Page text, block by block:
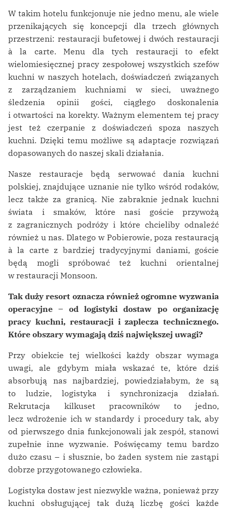
W takim hotelu funkcjonuje nie jedno menu, ale wiele
przenikających się koncepcji dla trzech głównych
przestrzeni: restauracji bufetowej i dwóch restauracji
à la carte. Menu dla tych restauracji to efekt
wielomiesięcznej pracy zespołowej wszystkich szefów
kuchni w naszych hotelach, doświadczeń związanych
z zarządzaniem kuchniami w sieci, uważnego
śledzenia opinii gości, ciągłego doskonalenia
i otwartości na korekty. Ważnym elementem tej pracy
jest też czerpanie z doświadczeń spoza naszych
kuchni. Dzięki temu możliwe są adaptacje rozwiązań
dopasowanych do naszej skali działania.
Nasze restauracje będą serwować dania kuchni
polskiej, znajdujące uznanie nie tylko wśród rodaków,
lecz także za granicą. Nie zabraknie jednak kuchni
świata i smaków, które nasi goście przywożą
z zagranicznych podróży i które chcieliby odnaleźć
również u nas. Dlatego w Pobierowie, poza restauracją
à la carte z bardziej tradycyjnymi daniami, goście
będą mogli spróbować też kuchni orientalnej
w restauracji Monsoon.
Tak duży resort oznacza również ogromne wyzwania
operacyjne – od logistyki dostaw po organizację
pracy kuchni, restauracji i zaplecza technicznego.
Które obszary wymagają dziś największej uwagi?
Przy obiekcie tej wielkości każdy obszar wymaga
uwagi, ale gdybym miała wskazać te, które dziś
absorbują nas najbardziej, powiedziałabym, że są
to ludzie, logistyka i synchronizacja działań.
Rekrutacja kilkuset pracowników to jedno,
lecz wdrożenie ich w standardy i procedury tak, aby
od pierwszego dnia funkcjonowali jak zespół, stanowi
zupełnie inne wyzwanie. Poświęcamy temu bardzo
dużo czasu – i słusznie, bo żaden system nie zastąpi
dobrze przygotowanego człowieka.
Logistyka dostaw jest niezwykle ważna, ponieważ przy
kuchni obsługującej tak dużą liczbę gości każde